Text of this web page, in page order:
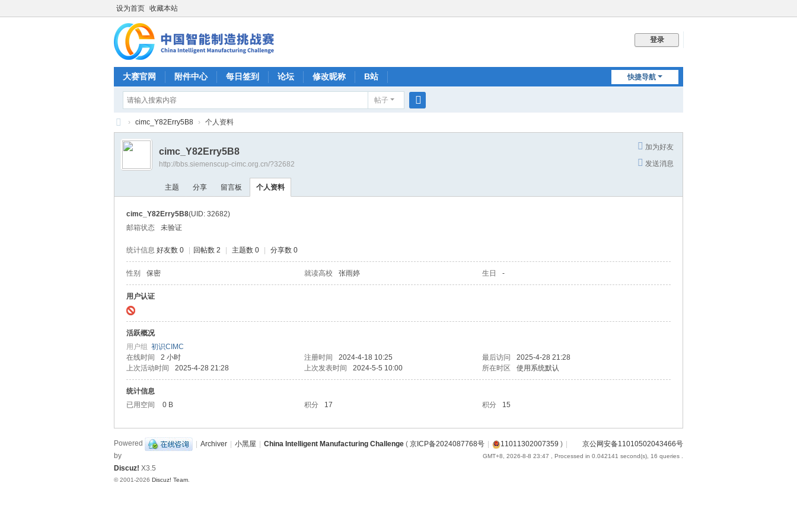
设为首页 收藏本站
登录
快捷导航
大赛官网 附件中心 每日签到 论坛 修改昵称 B站
帖子
索
CI
› cimc_Y82Erry5B8 › 个人资料
加为好友
发送消息
cimc_Y82Erry5B8
http://bbs.siemenscup-cimc.org.cn/?32682
主题 分享 留言板 个人资料
cimc_Y82Erry5B8(UID: 32682)
邮箱状态
未验证
统计信息 好友数 0 回帖数 2 主题数 0 分享数 0
性别 保密 就读高校 张雨婷 生日 -
用户认证
活跃概况
用户组 初识CIMC
在线时间
2 小时 注册时间 2024-4-18 10:25 最后访问
2025-4-28 21:28
上次活动时间
2025-4-28 21:28 上次发表时间 2024-5-5 10:00 所在时区 使用系统默认
统计信息
已用空间
0 B 积分 17 积分 15
| Archiver | 小黑屋 | China Intelligent Manufacturing Challenge ( 京ICP备2024087768号 | 11011302007359 ) | 京公网安备11010502043466号
GMT+8, 2026-8-8 23:47 , Processed in 0.042141 second(s), 16 queries .
Powered
by
Discuz! X3.5
© 2001-2026 Discuz! Team